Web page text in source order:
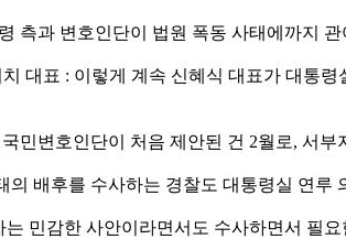
측과 변호인단이 법원 폭동 사태에까지
대표 : 이렇게 계속 신혜식 대표가 대통
민변호인단이 처음 제안된 건 2월로, 서
의 배후를 수사하는 경찰도 대통령실 연루
민감한 사안이라면서도 수사하면서 필